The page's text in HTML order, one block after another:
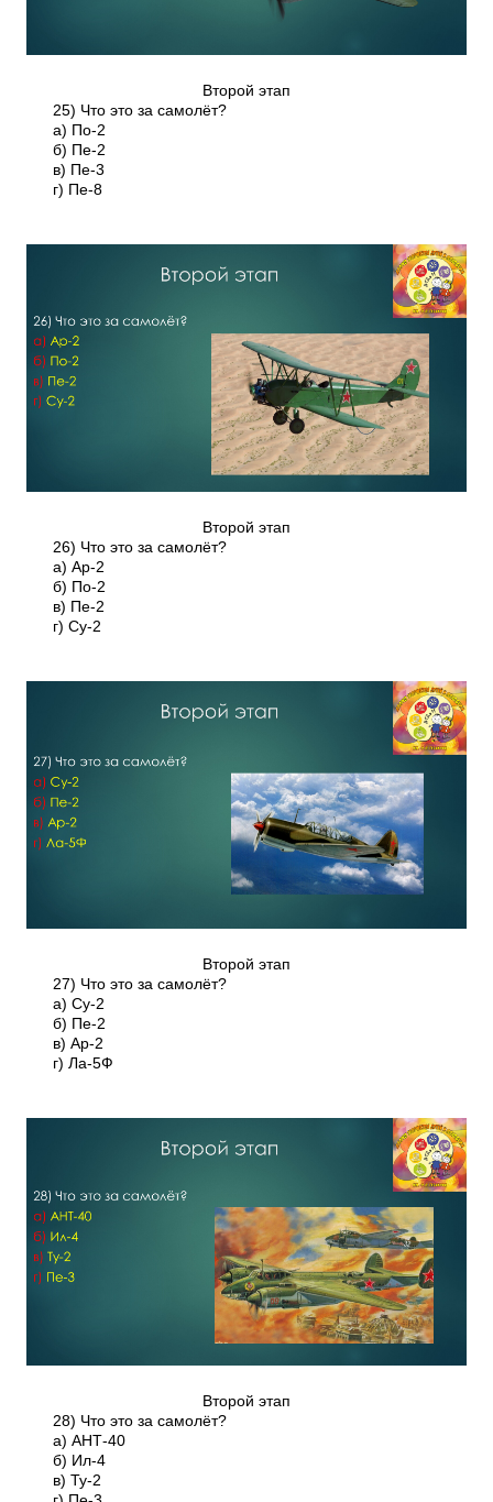
Второй этап
25) Что это за самолёт?
а) По-2
б) Пе-2
в) Пе-3
г) Пе-8
Второй этап
26) Что это за самолёт?
а) Ар-2
б) По-2
в) Пе-2
г) Су-2
Второй этап
27) Что это за самолёт?
а) Су-2
б) Пе-2
в) Ар-2
г) Ла-5Ф
Второй этап
28) Что это за самолёт?
а) АНТ-40
б) Ил-4
в) Ту-2